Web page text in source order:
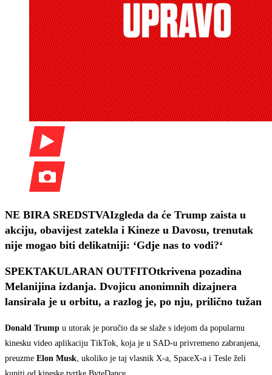
NE BIRA SREDSTVAIzgleda da će Trump zaista u
akciju, obavijest zatekla i Kineze u Davosu, trenutak
nije mogao biti delikatniji: ‘Gdje nas to vodi?‘
SPEKTAKULARAN OUTFITOtkrivena pozadina
Melanijina izdanja. Dvojicu anonimnih dizajnera
lansirala je u orbitu, a razlog je, po nju, prilično tužan
Donald Trump u utorak je poručio da se slaže s idejom da popularnu
kinesku video aplikaciju TikTok, koja je u SAD-u privremeno zabranjena,
preuzme Elon Musk, ukoliko je taj vlasnik X-a, SpaceX-a i Tesle želi